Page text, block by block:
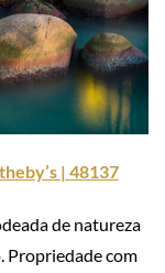
| 48137
de natureza
Propriedade com